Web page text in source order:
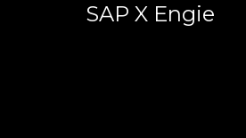
SAP X Engie